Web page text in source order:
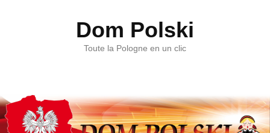
Dom Polski
Toute la Pologne en un clic